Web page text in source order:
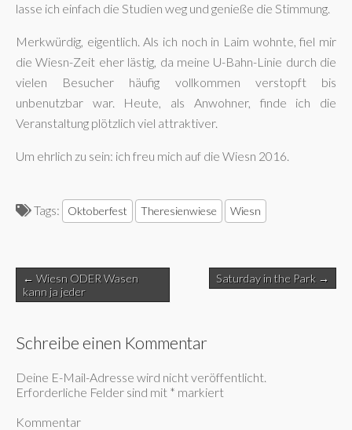
lasse ich einfach die Studien weg und genieße die Stimmung.
Merkwürdig, eigentlich. Als ich noch in Laim wohnte, fiel mir
die Wiesn-Zeit eher lästig, da meine U-Bahn-Linie durch die
vielen Besucher häufig vollkommen verstopft bis
unbenutzbar war. Heute, als Anwohner, finde ich die
Veranstaltung plötzlich viel attraktiver.
Um ehrlich zu sein: ich freu mich auf die Wiesn 2016.
Tags: Oktoberfest Theresienwiese Wiesn
Post
navigation
← Wiesn ODER Wasen
kann ja jeder
Saturday in the Park →
Schreibe einen Kommentar
Deine E-Mail-Adresse wird nicht veröffentlicht.
Erforderliche Felder sind mit * markiert
Kommentar